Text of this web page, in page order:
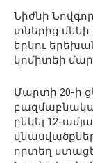
Նիժնի
տներից մեկի
երկու
կոմիտեի
Մարտի 20-ի
ընկել 12-
որտեղ